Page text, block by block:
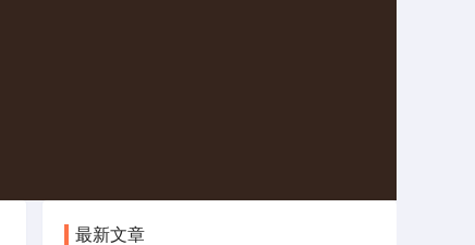
最新文章